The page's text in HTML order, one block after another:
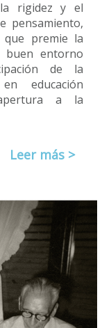
rigidez y el
pensamiento,
que premie la
buen entorno
de la
educación
a la
Leer más >